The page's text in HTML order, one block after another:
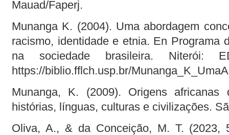
Mauad/Faperj.
Munanga K. (2004). Uma abordagem
racismo, identidade e etnia. En Programa
na sociedade brasileira. Niterói:
https://biblio.fflch.usp.br/
Munanga, K. (2009). Origens africanas
histórias, línguas, culturas e civilizações.
Oliva, A., & da Conceição, M. T. (2023,